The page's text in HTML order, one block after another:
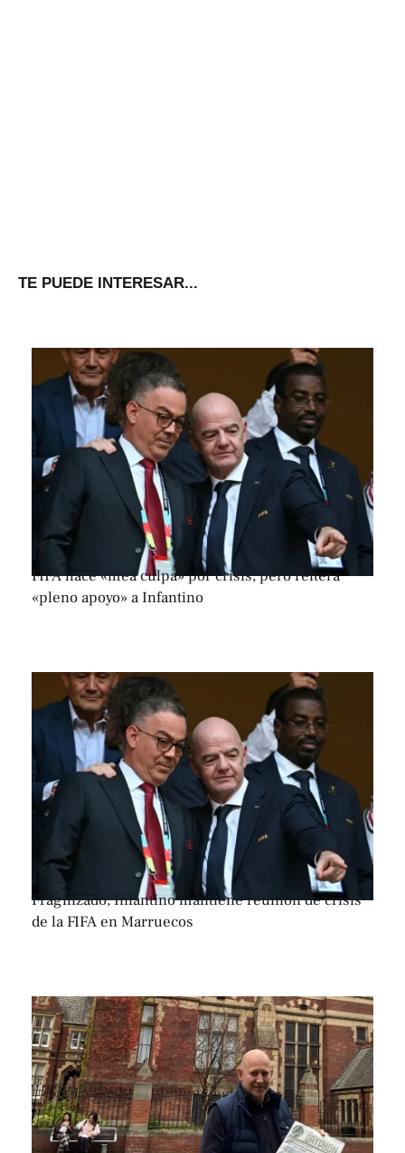
TE PUEDE INTERESAR...
FIFA hace «mea culpa» por crisis, pero reitera
«pleno apoyo» a Infantino
Fragilizado, Infantino mantiene reunión de crisis
de la FIFA en Marruecos